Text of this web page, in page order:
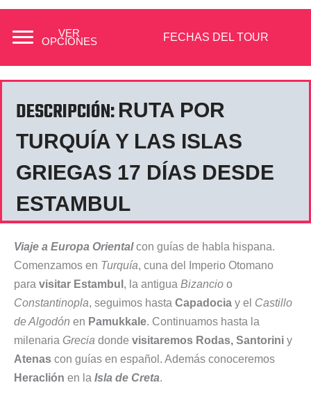
VER
OPCIONES FECHAS DEL TOUR
DESCRIPCIÓN: RUTA POR
TURQUÍA Y LAS ISLAS
GRIEGAS 17 DÍAS DESDE
ESTAMBUL
Viaje a Europa Orientalcon guías de habla hispana.
Comenzamos en Turquía, cuna del Imperio Otomano
para visitar Estambul , la antigua Bizancio o
Constantinopla, seguimos hasta Capadocia y el Castillo
de Algodón en Pamukkale. Continuamos hasta la
milenaria Grecia donde visitaremos Rodas, Santorini y
Atenas con guías en español. Además conoceremos
Heraclión en la Isla de Creta.